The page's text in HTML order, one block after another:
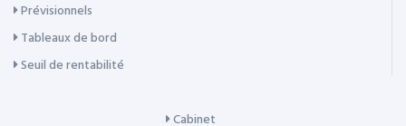
Prévisionnels
Tableaux de bord
Seuil de rentabilité
Cabinet